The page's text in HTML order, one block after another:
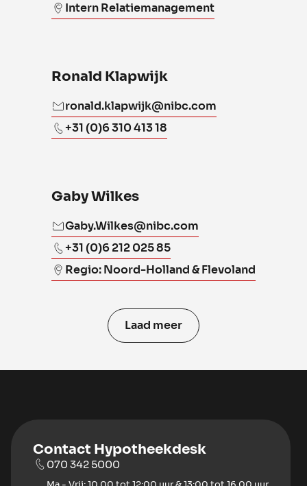
Intern Relatiemanagement
Ronald Klapwijk
ronald.klapwijk@nibc.com
+31 (0)6 310 413 18
Gaby Wilkes
Gaby.Wilkes@nibc.com
+31 (0)6 212 025 85
Regio: Noord-Holland & Flevoland
Laad meer
Contact Hypotheekdesk
070 342 5000